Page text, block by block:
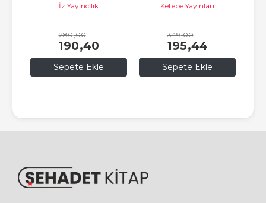
Sepete Ekle
İz Yayıncılık
280,00
190,40
Sepete Ekle
Ketebe Yayınları
349,00
195,44